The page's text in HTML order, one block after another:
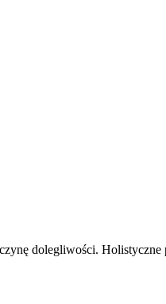
dolegliwości.